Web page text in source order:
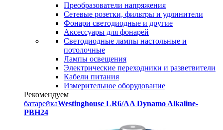
Преобразователи напряжения
Сетевые розетки, фильтры и удлинители
Фонари светодиодные и другие
Аксессуары для фонарей
Светодиодные лампы настольные и
потолочные
Лампы освещения
Электрические переходники и разветвители
Кабели питания
Измерительное оборудование
Рекомендуем
батарейкаWestinghouse LR6/AA Dynamo Alkaline-
PBH24